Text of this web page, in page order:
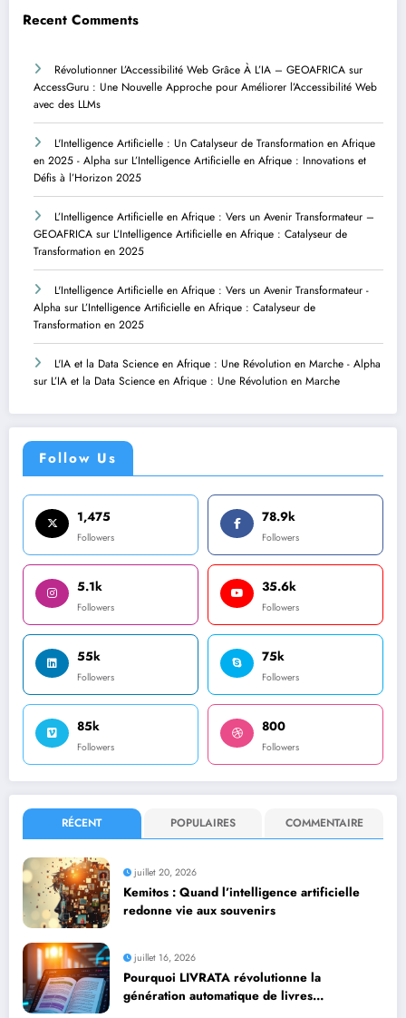
Recent Comments
Révolutionner L’Accessibilité Web Grâce À L’IA – GEOAFRICA sur
AccessGuru : Une Nouvelle Approche pour Améliorer l’Accessibilité Web
avec des LLMs
L'Intelligence Artificielle : Un Catalyseur de Transformation en Afrique
en 2025 - Alpha sur L’Intelligence Artificielle en Afrique : Innovations et
Défis à l’Horizon 2025
L’Intelligence Artificielle en Afrique : Vers un Avenir Transformateur –
GEOAFRICA sur L’Intelligence Artificielle en Afrique : Catalyseur de
Transformation en 2025
L'Intelligence Artificielle en Afrique : Vers un Avenir Transformateur -
Alpha sur L’Intelligence Artificielle en Afrique : Catalyseur de
Transformation en 2025
L'IA et la Data Science en Afrique : Une Révolution en Marche - Alpha
sur L’IA et la Data Science en Afrique : Une Révolution en Marche
Follow Us
1,475
Followers
78.9k
Followers
5.1k
Followers
35.6k
Followers
55k
Followers
75k
Followers
85k
Followers
800
Followers
RÉCENT POPULAIRES COMMENTAIRE
juillet 20, 2026
Kemitos : Quand l’intelligence artificielle
redonne vie aux souvenirs
juillet 16, 2026
Pourquoi LIVRATA révolutionne la
génération automatique de livres